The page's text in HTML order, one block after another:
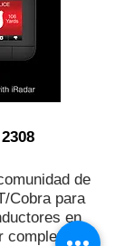
de
Cobra para
en
completo